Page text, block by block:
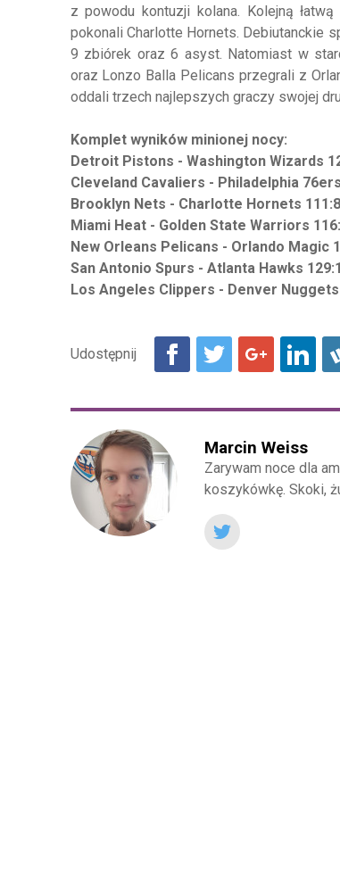
z powodu kontuzji kolana. Kolejną
pokonali Charlotte Hornets. Debiutanckie
9 zbiórek oraz 6 asyst. Natomiast w
oraz Lonzo Balla Pelicans przegrali z
oddali trzech najlepszych graczy swojej
Komplet wyników minionej nocy:
Detroit Pistons - Washington Wizards
Cleveland Cavaliers - Philadelphia
Brooklyn Nets - Charlotte Hornets
Miami Heat - Golden State Warriors
New Orleans Pelicans - Orlando Magic
San Antonio Spurs - Atlanta Hawks
Los Angeles Clippers - Denver Nuggets
Marcin Weiss
Zarywam noce dla
koszykówkę. Skoki,